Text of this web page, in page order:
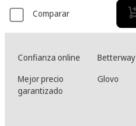
Comparar
Confianza online Betterway
Mejor precio
garantizado
Glovo